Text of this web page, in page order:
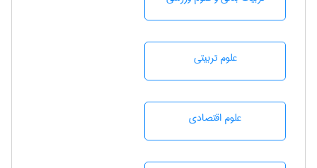
علوم تربيتی
علوم اقتصادی